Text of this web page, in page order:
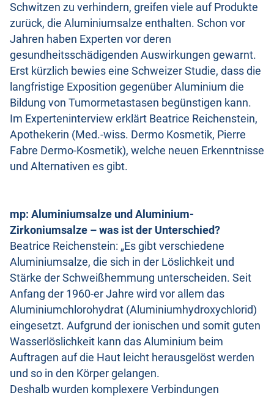
Schwitzen zu verhindern, greifen viele auf Produkte
zurück, die Aluminiumsalze enthalten. Schon vor
Jahren haben Experten vor deren
gesundheitsschädigenden Auswirkungen gewarnt.
Erst kürzlich bewies eine Schweizer Studie, dass die
langfristige Exposition gegenüber Aluminium die
Bildung von Tumormetastasen begünstigen kann.
Im Experteninterview erklärt Beatrice Reichenstein,
Apothekerin (Med.-wiss. Dermo Kosmetik, Pierre
Fabre Dermo-Kosmetik), welche neuen Erkenntnisse
und Alternativen es gibt.
mp: Aluminiumsalze und Aluminium-
Zirkoniumsalze – was ist der Unterschied?
Beatrice Reichenstein: „Es gibt verschiedene
Aluminiumsalze, die sich in der Löslichkeit und
Stärke der Schweißhemmung unterscheiden. Seit
Anfang der 1960-er Jahre wird vor allem das
Aluminiumchlorohydrat (Aluminiumhydroxychlorid)
eingesetzt. Aufgrund der ionischen und somit guten
Wasserlöslichkeit kann das Aluminium beim
Auftragen auf die Haut leicht herausgelöst werden
und so in den Körper gelangen.
Deshalb wurden komplexere Verbindungen